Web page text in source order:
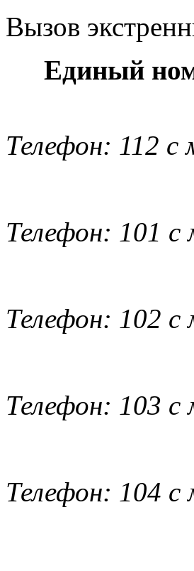
Вызов
Единый
Телефон: 112 с
Телефон: 101 с
Телефон: 102 с
Телефон: 103 с
Телефон: 104 с